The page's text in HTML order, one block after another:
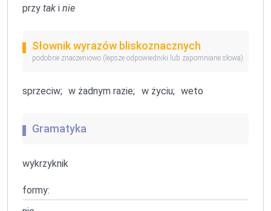
przy tak i nie
Słownik wyrazów bliskoznacznych
podobne znaczeniowo (lepsze odpowiedniki lub zapomniane słowa)
sprzeciw; w żadnym razie; w życiu; weto
Gramatyka
wykrzyknik
formy: